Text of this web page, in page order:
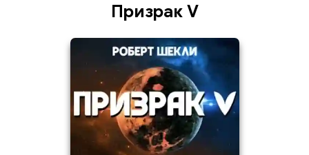
Призрак V